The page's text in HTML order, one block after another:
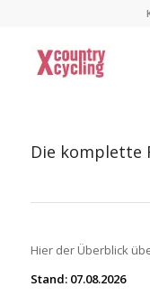
Die komplette
Hier der Überblick
Stand: 07.08.2026